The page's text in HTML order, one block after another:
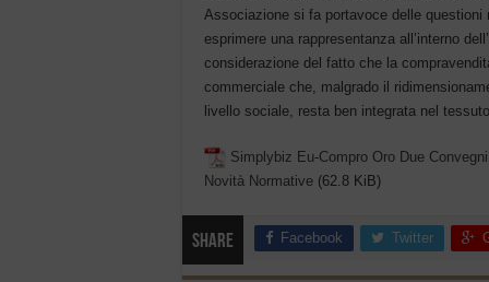
Associazione si fa portavoce delle
esprimere una rappresentanza all’interno
considerazione del fatto che la
commerciale che, malgrado il
livello sociale, resta ben integrata nel
Simplybiz Eu-Compro Oro Due
Novità Normative (62.8 KiB)
Share Facebook Twitter